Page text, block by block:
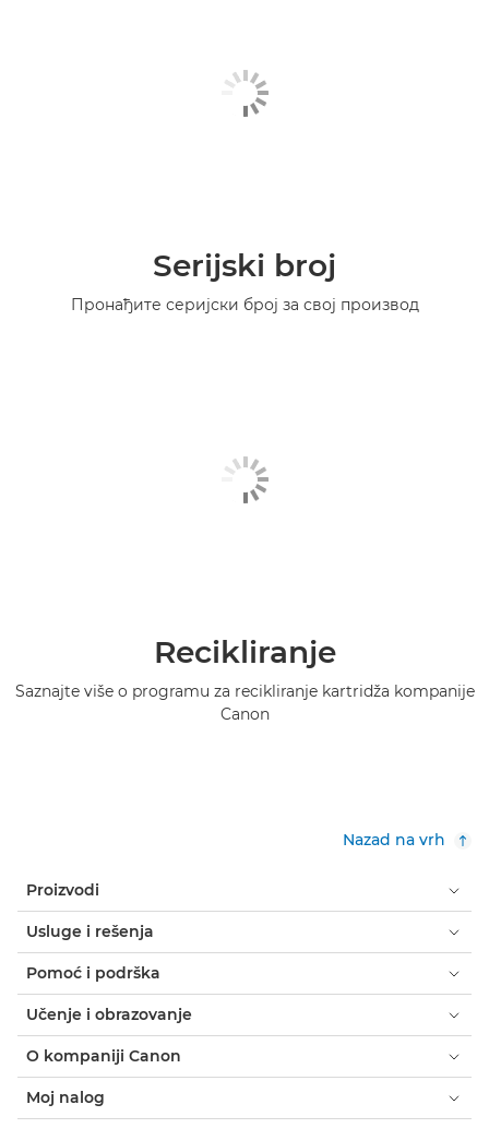
Serijski broj
Пронађите серијски број за свој производ
Recikliranje
Saznajte više o programu za recikliranje kartridža kompanije
Canon
Nazad na vrh
Proizvodi
Usluge i rešenja
Pomoć i podrška
Učenje i obrazovanje
O kompaniji Canon
Moj nalog